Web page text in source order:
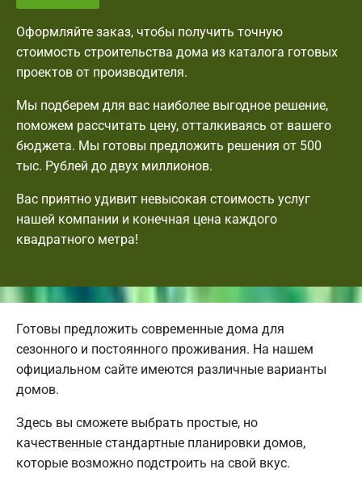
Оформляйте заказ, чтобы получить точную
стоимость строительства дома из каталога готовых
проектов от производителя.
Мы подберем для вас наиболее выгодное решение,
поможем рассчитать цену, отталкиваясь от вашего
бюджета. Мы готовы предложить решения от 500
тыс. Рублей до двух миллионов.
Вас приятно удивит невысокая стоимость услуг
нашей компании и конечная цена каждого
квадратного метра!
Готовы предложить современные дома для
сезонного и постоянного проживания. На нашем
официальном сайте имеются различные варианты
домов.
Здесь вы сможете выбрать простые, но
качественные стандартные планировки домов,
которые возможно подстроить на свой вкус.